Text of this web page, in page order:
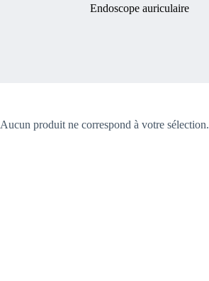
Endoscope auriculaire
Aucun produit ne correspond à votre sélection.